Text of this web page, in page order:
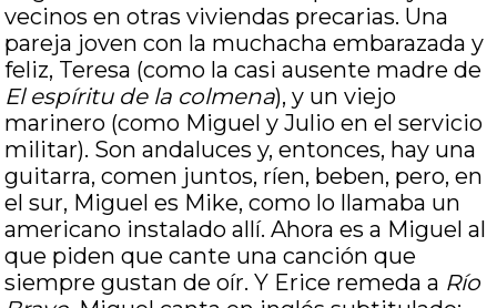
vecinos en otras viviendas precarias. Una
pareja joven con la muchacha embarazada y
feliz, Teresa (como la casi ausente madre de
El espíritu de la colmena), y un viejo
marinero (como Miguel y Julio en el servicio
militar). Son andaluces y, entonces, hay una
guitarra, comen juntos, ríen, beben, pero, en
el sur, Miguel es Mike, como lo llamaba un
americano instalado allí. Ahora es a Miguel al
que piden que cante una canción que
siempre gustan de oír. Y Erice remeda a Río